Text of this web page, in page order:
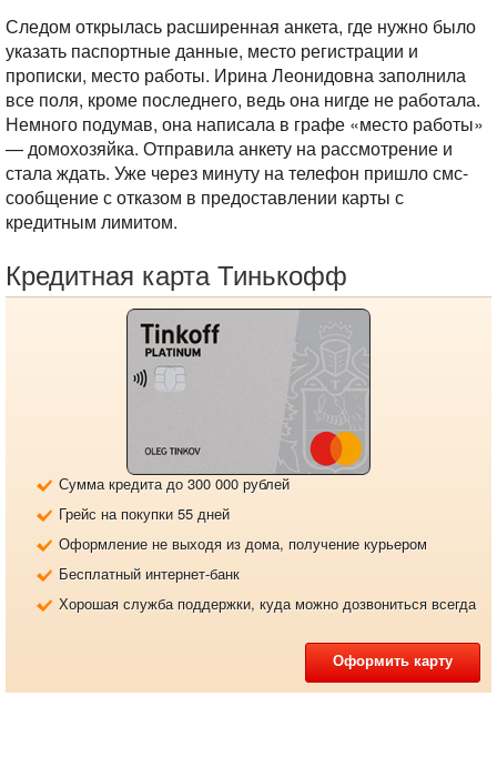
Следом открылась расширенная анкета, где нужно было
указать паспортные данные, место регистрации и
прописки, место работы. Ирина Леонидовна заполнила
все поля, кроме последнего, ведь она нигде не работала.
Немного подумав, она написала в графе «место работы»
— домохозяйка. Отправила анкету на рассмотрение и
стала ждать. Уже через минуту на телефон пришло смс-
сообщение с отказом в предоставлении карты с
кредитным лимитом.
Кредитная карта Тинькофф
Сумма кредита до 300 000 рублей
Грейс на покупки 55 дней
Оформление не выходя из дома, получение курьером
Бесплатный интернет-банк
Хорошая служба поддержки, куда можно дозвониться всегда
Оформить карту